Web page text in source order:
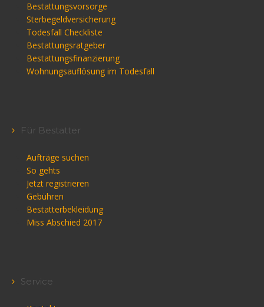
Bestattungsvorsorge
Sterbegeldversicherung
Todesfall Checkliste
Bestattungsratgeber
Bestattungsfinanzierung
Wohnungsauflösung im Todesfall
Für Bestatter
Aufträge suchen
So gehts
Jetzt registrieren
Gebühren
Bestatterbekleidung
Miss Abschied 2017
Service